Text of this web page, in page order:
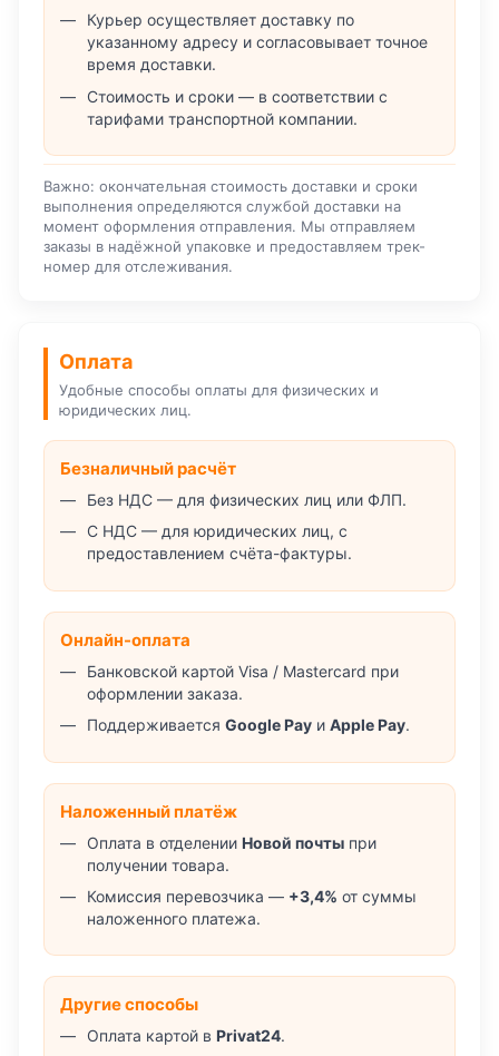
Курьер осуществляет доставку по
указанному адресу и согласовывает точное
время доставки.
Стоимость и сроки — в соответствии с
тарифами транспортной компании.
Важно: окончательная стоимость доставки и сроки
выполнения определяются службой доставки на
момент оформления отправления. Мы отправляем
заказы в надёжной упаковке и предоставляем трек-
номер для отслеживания.
Оплата
Удобные способы оплаты для физических и
юридических лиц.
Безналичный расчёт
Без НДС — для физических лиц или ФЛП.
С НДС — для юридических лиц, с
предоставлением счёта-фактуры.
Онлайн-оплата
Банковской картой Visa / Mastercard при
оформлении заказа.
Поддерживается Google Pay и Apple Pay.
Наложенный платёж
Оплата в отделении Новой почты при
получении товара.
Комиссия перевозчика — +3,4% от суммы
наложенного платежа.
Другие способы
Оплата картой в Privat24.